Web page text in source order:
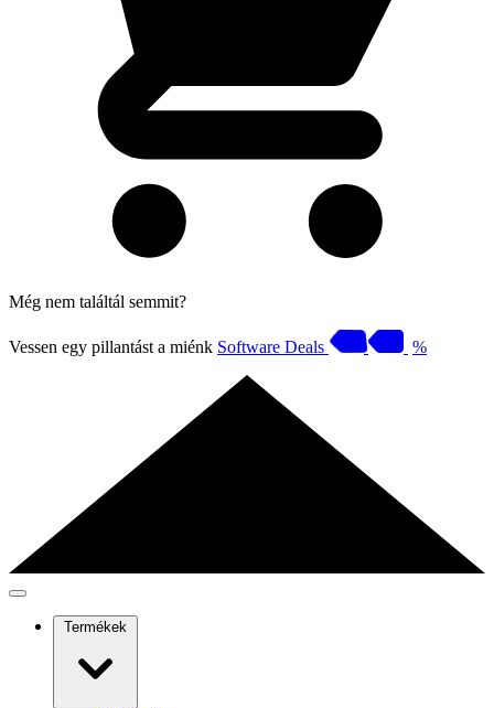
Még nem találtál semmit?
Vessen egy pillantást a miénk Software Deals %
Termékek